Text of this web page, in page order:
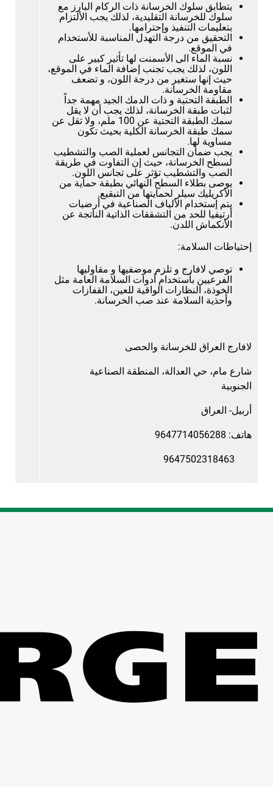
يتطابق سلوك الخرسانة ذات الركام البارز مع
سلوك للخرسانة التقليدية، لذلك يجب الألتزام
بتعليمات التنفيذ وإحترامها.
التحقيق من درجة التهدل المناسبة للأستخدام
في الموقع.
نسبة الماء الى الأسمنت لها تأثير كبير على
اللون، لذلك يجب تجنب إضافة الماء في الموقع،
حيث إنها ستغير من درجة اللون، و تضعف
مقاومة الخرسانة.
الطبقة التحتية و ذات الدمك الجيد مهمة جداً
لثبات طبقة الخرسانة، لذلك يجب أن لا يقل
سمك الطبقة التحتية عن 100 ملم، ولا تقل عن
سمك طبقة الخرسانة الكلية بحيث تكون
مساوية لها.
يجب ضمان التجانس لعملية الصب والتشطيب
لسطح الخرسانة، حيث إن التفاوت في طريقة
الصب والتشطيب تؤثر على تجانس اللون.
يوصى بطلاء السطح النهائي بطبقة حماية من
الأكريليك سيلر لحمايتها من التبقيع.
يتم إستخدام الألياف الصناعية في أرضيات
أرتيفيا للحد من التشققات الذاتية الناتجة عن
الأنكماش اللدن.
إحتياطات السلامة:
توصي لافارج و تلزم موضفيها و مقاوليها
الفرعيين بأستخدام أدوات السلامة العامة مثل
الخوذة، النظارات الواقية للعين، القفازات
وأحذية السلامة عند صب الخرسانة.
لافارج العراق للخرسانة والحصى
شارع مام، حي العدالة، المنطقة الصناعية
الجنوبية
أربيل- العراق
هاتف: 9647714056288